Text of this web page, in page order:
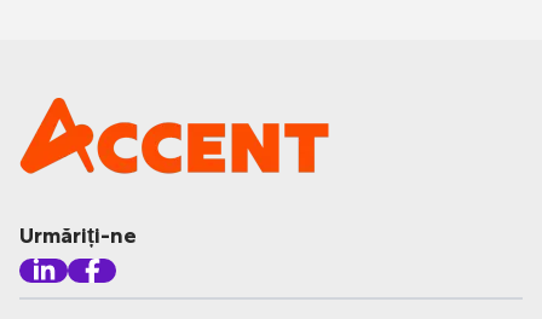
Urmăriți-ne